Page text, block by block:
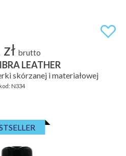
brutto
LEATHER
skórzanej i materiałowej
kod: N334